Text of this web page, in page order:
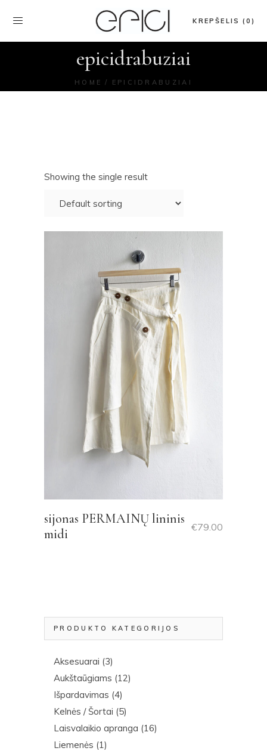
KREPŠELIS (0)
epicidrabuziai
HOME EPICIDRABUZIAI
Showing the single result
sijonas PERMAINŲ lininis
midi
€79.00
PRODUKTO KATEGORIJOS
Aksesuarai (3)
Aukštaūgiams (12)
Išpardavimas (4)
Kelnės / Šortai (5)
Laisvalaikio apranga (16)
Liemenės (1)